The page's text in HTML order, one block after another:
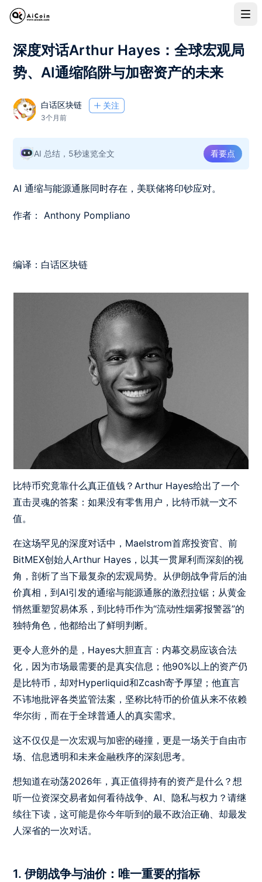
深度对话Arthur Hayes：全球宏观局
势、AI通缩陷阱与加密资产的未来
白话区块链 关注
3个月前
AI 总结，5秒速览全文 看要点
AI 通缩与能源通胀同时存在，美联储将印钞应对。
作者： Anthony Pompliano
编译：白话区块链
比特币究竟靠什么真正值钱？Arthur Hayes给出了一个
直击灵魂的答案：如果没有零售用户，比特币就一文不
值。
在这场罕见的深度对话中，Maelstrom首席投资官、前
BitMEX创始人Arthur Hayes，以其一贯犀利而深刻的视
角，剖析了当下最复杂的宏观局势。从伊朗战争背后的油
价真相，到AI引发的通缩与能源通胀的激烈拉锯；从黄金
悄然重塑贸易体系，到比特币作为“流动性烟雾报警器”的
独特角色，他都给出了鲜明判断。
更令人意外的是，Hayes大胆直言：内幕交易应该合法
化，因为市场最需要的是真实信息；他90%以上的资产仍
是比特币，却对Hyperliquid和Zcash寄予厚望；他直言
不讳地批评各类监管法案，坚称比特币的价值从来不依赖
华尔街，而在于全球普通人的真实需求。
这不仅仅是一次宏观与加密的碰撞，更是一场关于自由市
场、信息透明和未来金融秩序的深刻思考。
想知道在动荡2026年，真正值得持有的资产是什么？想
听一位资深交易者如何看待战争、AI、隐私与权力？请继
续往下读，这可能是你今年听到的最不政治正确、却最发
人深省的一次对话。
1. 伊朗战争与油价：唯一重要的指标